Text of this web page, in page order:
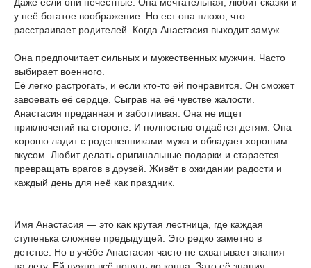
у неё богатое воображение. Но ест она плохо, что
расстраивает родителей. Когда Анастасия выходит замуж.
Она предпочитает сильных и мужественных мужчин. Часто
выбирает военного.
Её легко растрогать, и если кто-то ей понравится. Он сможет
завоевать её сердце. Сыграв на её чувстве жалости.
Анастасия преданная и заботливая. Она не ищет
приключений на стороне. И полностью отдаётся детям. Она
хорошо ладит с родственниками мужа и обладает хорошим
вкусом. Любит делать оригинальные подарки и старается
превращать врагов в друзей. Живёт в ожидании радости и
каждый день для неё как праздник.
Имя Анастасия — это как крутая лестница, где каждая
ступенька сложнее предыдущей. Это редко заметно в
детстве. Но в учёбе Анастасия часто не схватывает знания